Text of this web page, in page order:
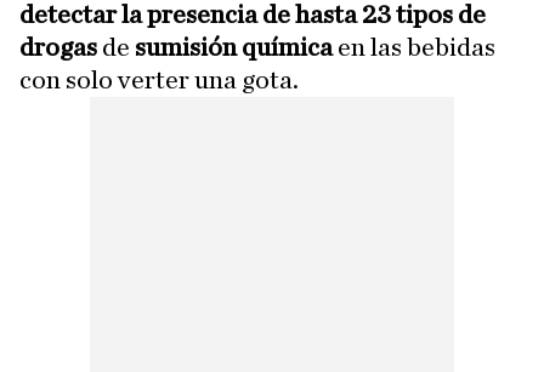
detectar la presencia de hasta 23 tipos de
drogas de sumisión químicaen las bebidas
con solo verter una gota.